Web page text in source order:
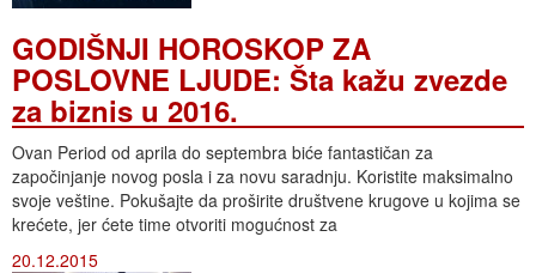
GODIŠNJI HOROSKOP ZA
POSLOVNE LJUDE: Šta kažu zvezde
za biznis u 2016.
Ovan Period od aprila do septembra biće fantastičan za
započinjanje novog posla i za novu saradnju. Koristite maksimalno
svoje veštine. Pokušajte da proširite društvene krugove u kojima se
krećete, jer ćete time otvoriti mogućnost za
20.12.2015